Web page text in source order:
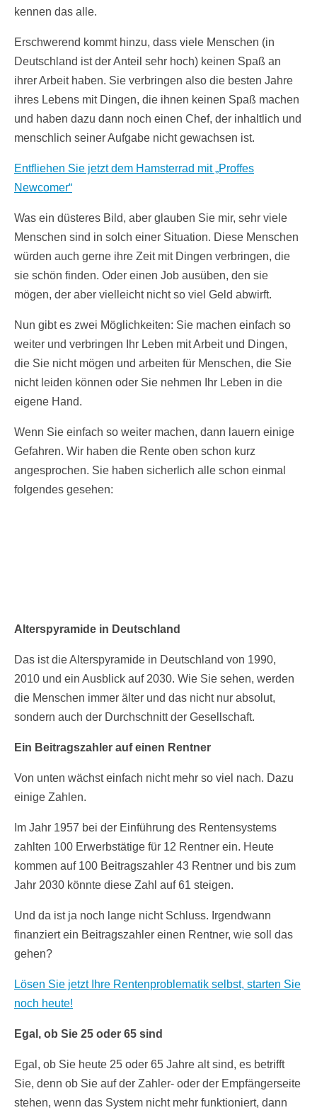
kennen das alle.
Erschwerend kommt hinzu, dass viele Menschen (in
Deutschland ist der Anteil sehr hoch) keinen Spaß an
ihrer Arbeit haben. Sie verbringen also die besten Jahre
ihres Lebens mit Dingen, die ihnen keinen Spaß machen
und haben dazu dann noch einen Chef, der inhaltlich und
menschlich seiner Aufgabe nicht gewachsen ist.
Entfliehen Sie jetzt dem Hamsterrad mit „Proffes
Newcomer“
Was ein düsteres Bild, aber glauben Sie mir, sehr viele
Menschen sind in solch einer Situation. Diese Menschen
würden auch gerne ihre Zeit mit Dingen verbringen, die
sie schön finden. Oder einen Job ausüben, den sie
mögen, der aber vielleicht nicht so viel Geld abwirft.
Nun gibt es zwei Möglichkeiten: Sie machen einfach so
weiter und verbringen Ihr Leben mit Arbeit und Dingen,
die Sie nicht mögen und arbeiten für Menschen, die Sie
nicht leiden können oder Sie nehmen Ihr Leben in die
eigene Hand.
Wenn Sie einfach so weiter machen, dann lauern einige
Gefahren. Wir haben die Rente oben schon kurz
angesprochen. Sie haben sicherlich alle schon einmal
folgendes gesehen:
Alterspyramide in Deutschland
Das ist die Alterspyramide in Deutschland von 1990,
2010 und ein Ausblick auf 2030. Wie Sie sehen, werden
die Menschen immer älter und das nicht nur absolut,
sondern auch der Durchschnitt der Gesellschaft.
Ein Beitragszahler auf einen Rentner
Von unten wächst einfach nicht mehr so viel nach. Dazu
einige Zahlen.
Im Jahr 1957 bei der Einführung des Rentensystems
zahlten 100 Erwerbstätige für 12 Rentner ein. Heute
kommen auf 100 Beitragszahler 43 Rentner und bis zum
Jahr 2030 könnte diese Zahl auf 61 steigen.
Und da ist ja noch lange nicht Schluss. Irgendwann
finanziert ein Beitragszahler einen Rentner, wie soll das
gehen?
Lösen Sie jetzt Ihre Rentenproblematik selbst, starten Sie
noch heute!
Egal, ob Sie 25 oder 65 sind
Egal, ob Sie heute 25 oder 65 Jahre alt sind, es betrifft
Sie, denn ob Sie auf der Zahler- oder der Empfängerseite
stehen, wenn das System nicht mehr funktioniert, dann